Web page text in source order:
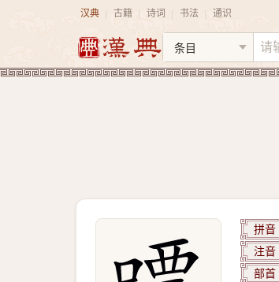
汉典 古籍 诗词 书法 通识
拼音
注音
部首